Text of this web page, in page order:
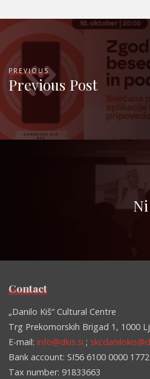
PREVIOUS
Previous Post
Contact
„Danilo Kiš“ Cultural Centre
Trg Prekomorskih Brigad 1, 1000
E-mail:info@dkis.si ;
Bank account: SI56 6100 0000
Tax number: 91833663